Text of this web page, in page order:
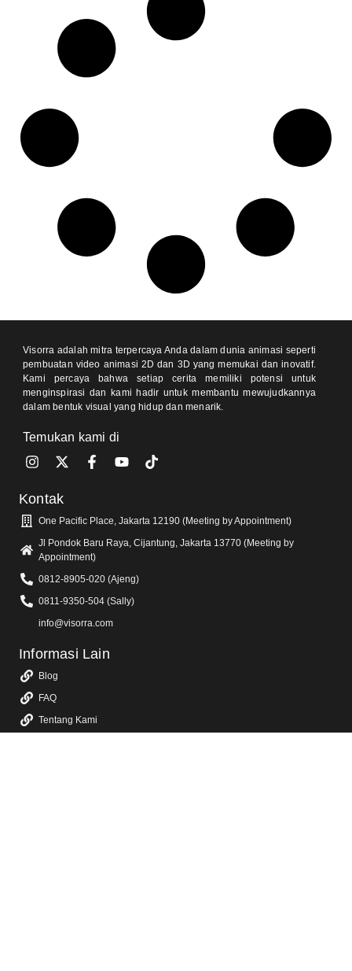
Visorra adalah mitra terpercaya Anda dalam dunia animasi seperti
pembuatan video animasi 2D dan 3D yang memukai dan inovatif.
Kami percaya bahwa setiap cerita memiliki potensi untuk
menginspirasi dan kami hadir untuk membantu mewujudkannya
dalam bentuk visual yang hidup dan menarik.
Temukan kami di
Kontak
One Pacific Place, Jakarta 12190 (Meeting by Appointment)
Jl Pondok Baru Raya, Cijantung, Jakarta 13770 (Meeting by
Appointment)
0812-8905-020 (Ajeng)
0811-9350-504 (Sally)
info@visorra.com
Informasi Lain
Blog
FAQ
Tentang Kami